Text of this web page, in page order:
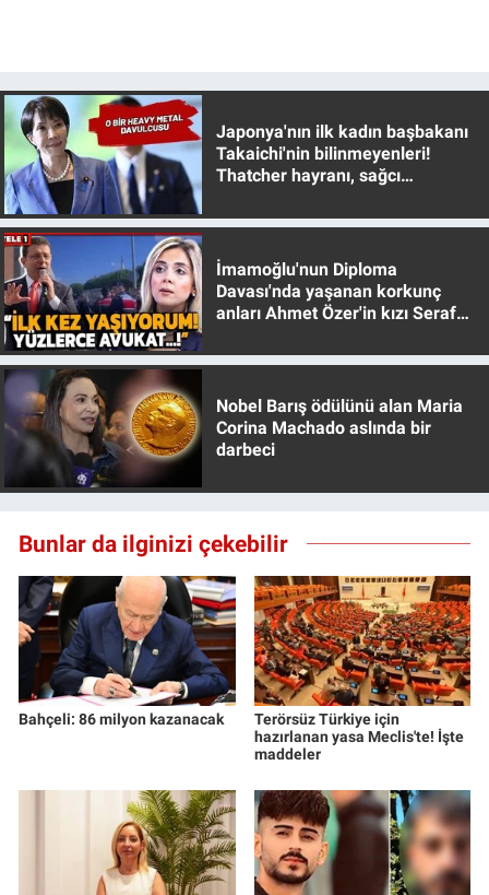
Japonya'nın ilk kadın başbakanı
Takaichi'nin bilinmeyenleri!
Thatcher hayranı, sağcı
İmamoğlu'nun Diploma
Davası'nda yaşanan korkunç
anları Ahmet Özer'in kızı Seraf
Nobel Barış ödülünü alan Maria
Corina Machado aslında bir
darbeci
Bunlar da ilginizi çekebilir
Bahçeli: 86 milyon kazanacak
Terörsüz Türkiye için
hazırlanan yasa Meclis'te! İşte
maddeler